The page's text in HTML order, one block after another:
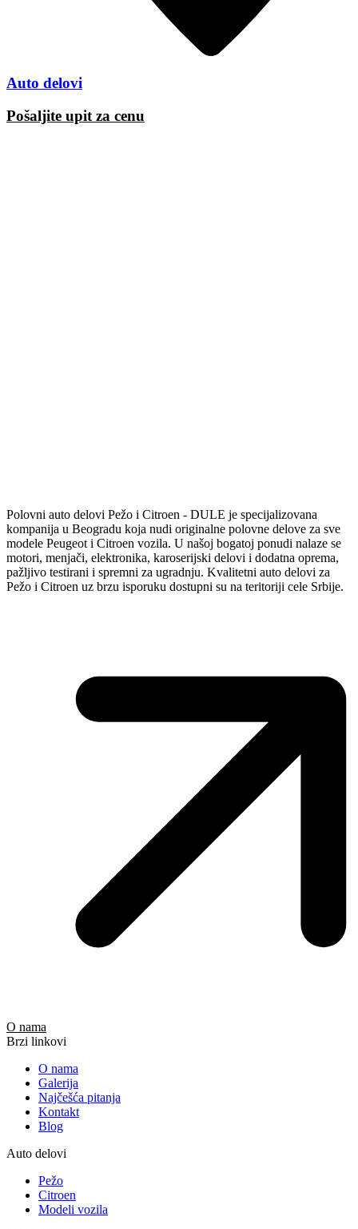
Auto delovi
Pošaljite upit za cenu
Polovni auto delovi Pežo i Citroen - DULE je specijalizovana
kompanija u Beogradu koja nudi originalne polovne delove za sve
modele Peugeot i Citroen vozila. U našoj bogatoj ponudi nalaze se
motori, menjači, elektronika, karoserijski delovi i dodatna oprema,
pažljivo testirani i spremni za ugradnju. Kvalitetni auto delovi za
Pežo i Citroen uz brzu isporuku dostupni su na teritoriji cele Srbije.
O nama
Brzi linkovi
O nama
Galerija
Najčešća pitanja
Kontakt
Blog
Auto delovi
Pežo
Citroen
Modeli vozila